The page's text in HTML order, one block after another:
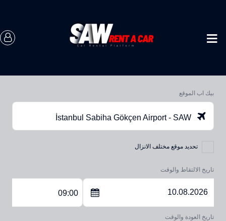
بيك اب الموقع
تحديد موقع مختلف الانزال
تاريخ الالتقاط والوقت
09:00
تاريخ العودة والوقت